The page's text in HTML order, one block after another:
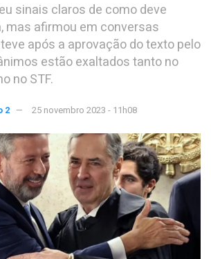
sinais claros de como deve
mas afirmou em conversas
após a aprovação do texto pelo
estão exaltados tanto no
no STF.
2 25 novembro 2023 - 11h08